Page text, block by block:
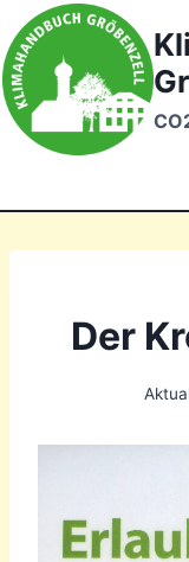
Zum
Inhalt
springen
Der